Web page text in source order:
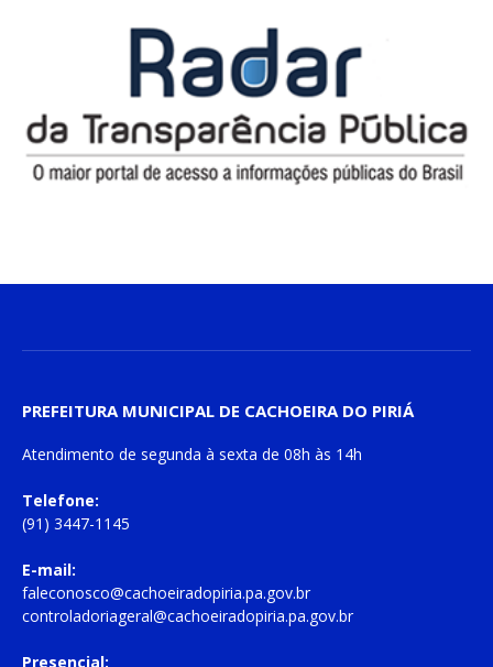
PREFEITURA MUNICIPAL DE CACHOEIRA DO PIRIÁ
Atendimento de segunda à sexta de 08h às 14h
Telefone:
(91) 3447-1145
E-mail:
faleconosco@cachoeiradopiria.pa.gov.br
controladoriageral@cachoeiradopiria.pa.gov.br
Presencial: